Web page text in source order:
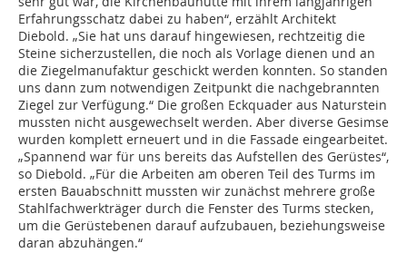
Erfahrungsschatz dabei zu haben“, erzählt Architekt
Diebold. „Sie hat uns darauf hingewiesen, rechtzeitig die
Steine sicherzustellen, die noch als Vorlage dienen und an
die Ziegelmanufaktur geschickt werden konnten. So standen
uns dann zum notwendigen Zeitpunkt die nachgebrannten
Ziegel zur Verfügung.“ Die großen Eckquader aus Naturstein
mussten nicht ausgewechselt werden. Aber diverse Gesimse
wurden komplett erneuert und in die Fassade eingearbeitet.
„Spannend war für uns bereits das Aufstellen des Gerüstes“,
so Diebold. „Für die Arbeiten am oberen Teil des Turms im
ersten Bauabschnitt mussten wir zunächst mehrere große
Stahlfachwerkträger durch die Fenster des Turms stecken,
um die Gerüstebenen darauf aufzubauen, beziehungsweise
daran abzuhängen.“